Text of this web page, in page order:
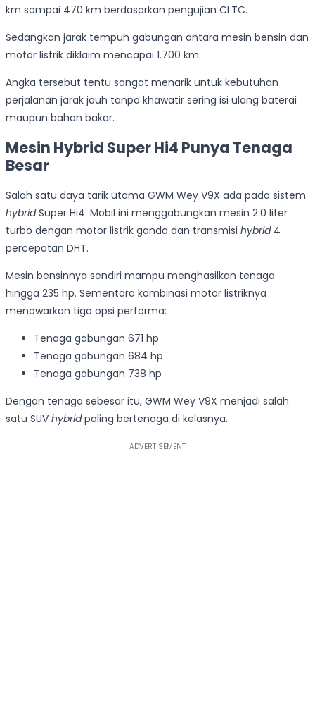
km sampai 470 km berdasarkan pengujian CLTC.
Sedangkan jarak tempuh gabungan antara mesin bensin dan
motor listrik diklaim mencapai 1.700 km.
Angka tersebut tentu sangat menarik untuk kebutuhan
perjalanan jarak jauh tanpa khawatir sering isi ulang baterai
maupun bahan bakar.
Mesin Hybrid Super Hi4 Punya Tenaga
Besar
Salah satu daya tarik utama GWM Wey V9X ada pada sistem
hybridSuper Hi4. Mobil ini menggabungkan mesin 2.0 liter
turbo dengan motor listrik ganda dan transmisi hybrid4
percepatan DHT.
Mesin bensinnya sendiri mampu menghasilkan tenaga
hingga 235 hp. Sementara kombinasi motor listriknya
menawarkan tiga opsi performa:
Tenaga gabungan 671 hp
Tenaga gabungan 684 hp
Tenaga gabungan 738 hp
Dengan tenaga sebesar itu, GWM Wey V9X menjadi salah
satu SUV hybridpaling bertenaga di kelasnya.